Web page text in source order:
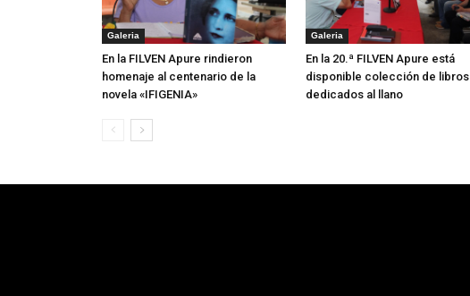
Galeria
En la FILVEN Apure rindieron
homenaje al centenario de la
novela «IFIGENIA»
Galeria
En la 20.ª FILVEN Apure está
disponible colección de libros
dedicados al llano